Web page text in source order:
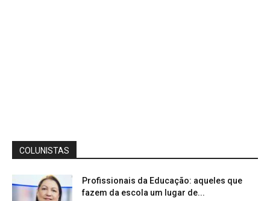
COLUNISTAS
Profissionais da Educação: aqueles que
fazem da escola um lugar de...